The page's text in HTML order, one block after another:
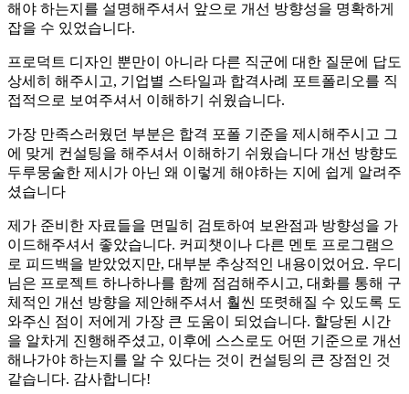
해야 하는지를 설명해주셔서 앞으로 개선 방향성을 명확하게
잡을 수 있었습니다.
프로덕트 디자인 뿐만이 아니라 다른 직군에 대한 질문에 답도
상세히 해주시고, 기업별 스타일과 합격사례 포트폴리오를 직
접적으로 보여주셔서 이해하기 쉬웠습니다.
가장 만족스러웠던 부분은 합격 포폴 기준을 제시해주시고 그
에 맞게 컨설팅을 해주셔서 이해하기 쉬웠습니다 개선 방향도
두루뭉술한 제시가 아닌 왜 이렇게 해야하는 지에 쉽게 알려주
셨습니다
제가 준비한 자료들을 면밀히 검토하여 보완점과 방향성을 가
이드해주셔서 좋았습니다. 커피챗이나 다른 멘토 프로그램으
로 피드백을 받았었지만, 대부분 추상적인 내용이었어요. 우디
님은 프로젝트 하나하나를 함께 점검해주시고, 대화를 통해 구
체적인 개선 방향을 제안해주셔서 훨씬 또렷해질 수 있도록 도
와주신 점이 저에게 가장 큰 도움이 되었습니다. 할당된 시간
을 알차게 진행해주셨고, 이후에 스스로도 어떤 기준으로 개선
해나가야 하는지를 알 수 있다는 것이 컨설팅의 큰 장점인 것
같습니다. 감사합니다!